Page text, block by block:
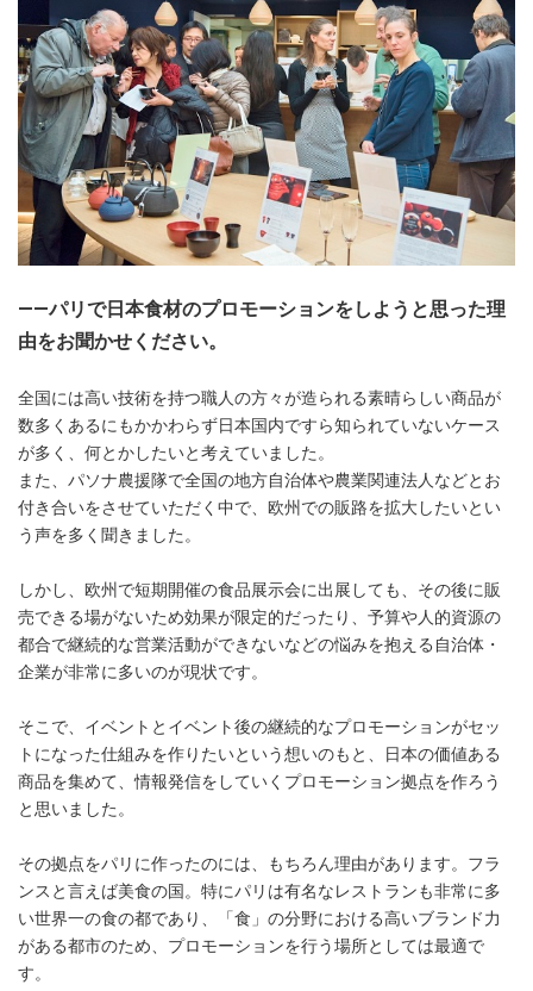
――パリで日本食材のプロモーションをしようと思った理
由をお聞かせください。
全国には高い技術を持つ職人の方々が造られる素晴らしい商品が
数多くあるにもかかわらず日本国内ですら知られていないケース
が多く、何とかしたいと考えていました。
また、パソナ農援隊で全国の地方自治体や農業関連法人などとお
付き合いをさせていただく中で、欧州での販路を拡大したいとい
う声を多く聞きました。
しかし、欧州で短期開催の食品展示会に出展しても、その後に販
売できる場がないため効果が限定的だったり、予算や人的資源の
都合で継続的な営業活動ができないなどの悩みを抱える自治体・
企業が非常に多いのが現状です。
そこで、イベントとイベント後の継続的なプロモーションがセッ
トになった仕組みを作りたいという想いのもと、日本の価値ある
商品を集めて、情報発信をしていくプロモーション拠点を作ろう
と思いました。
その拠点をパリに作ったのには、もちろん理由があります。フラ
ンスと言えば美食の国。特にパリは有名なレストランも非常に多
い世界一の食の都であり、「食」の分野における高いブランド力
がある都市のため、プロモーションを行う場所としては最適で
す。